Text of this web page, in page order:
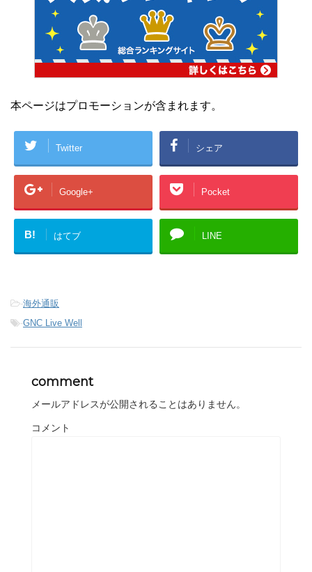
本ページはプロモーションが含まれます。
Twitter シェア
Google+ Pocket
B! はてブ LINE
-海外通販
-GNC Live Well
comment
メールアドレスが公開されることはありません。
コメント